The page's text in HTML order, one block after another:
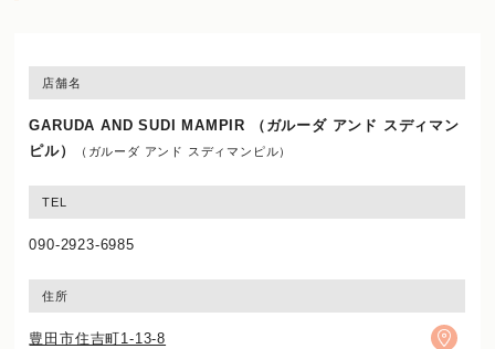
店舗名
GARUDA AND SUDI MAMPIR （ガルーダ アンド スディマン
ピル）
（ガルーダ アンド スディマンピル）
TEL
090-2923-6985
住所
豊田市住吉町1-13-8